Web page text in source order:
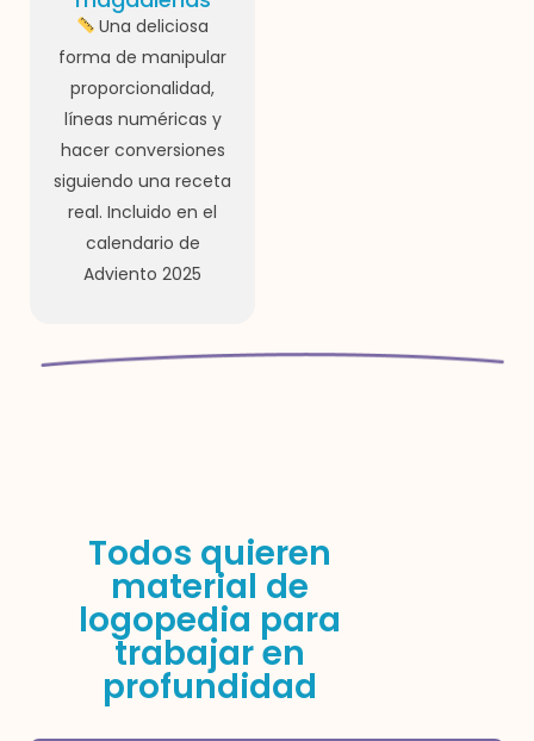
Una deliciosa
forma de manipular
proporcionalidad,
líneas numéricas y
hacer conversiones
siguiendo una receta
real. Incluido en el
calendario de
Adviento 2025
Todos quieren
material de
logopedia para
trabajar en
profundidad